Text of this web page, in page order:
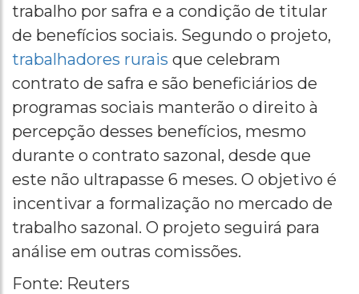
trabalho por safra e a condição de titular
de benefícios sociais. Segundo o projeto,
trabalhadores rurais que celebram
contrato de safra e são beneficiários de
programas sociais manterão o direito à
percepção desses benefícios, mesmo
durante o contrato sazonal, desde que
este não ultrapasse 6 meses. O objetivo é
incentivar a formalização no mercado de
trabalho sazonal. O projeto seguirá para
análise em outras comissões.
Fonte: Reuters